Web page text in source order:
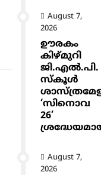
August 7,
2026
ഊരകം
കിഴ്മുറി
ജി.എൽ.പി.
സ്കൂൾ
‘സിനൊവ
26’
August 7,
2026